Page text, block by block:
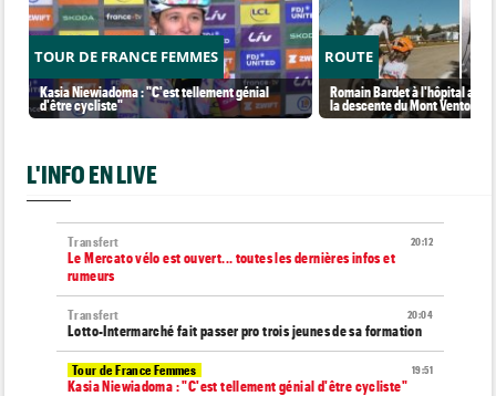
TOUR DE FRANCE FEMMES
Kasia Niewiadoma : "C'est tellement génial
d'être cycliste"
ROUTE
Romain Bardet à l'hôpital
la descente du Mont Ventoux
L'INFO EN LIVE
20:12
Transfert
Le Mercato vélo est ouvert... toutes les dernières infos et
rumeurs
20:04
Transfert
Lotto-Intermarché fait passer pro trois jeunes de sa formation
19:51
Tour de France Femmes
Kasia Niewiadoma : "C'est tellement génial d'être cycliste"